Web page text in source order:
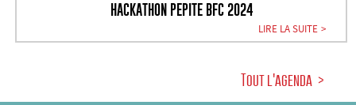
HACKATHON PEPITE BFC 2024
LIRE LA SUITE
Tout l'agenda